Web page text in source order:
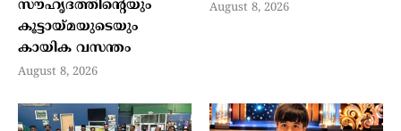
സൗഹൃദത്തിന്റെയും
കൂട്ടായ്മയുടെയും
കായിക വസന്തം
August 8, 2026
August 8, 2026